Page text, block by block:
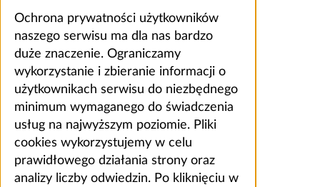
Ochrona prywatności użytkowników
naszego serwisu ma dla nas bardzo
duże znaczenie. Ograniczamy
wykorzystanie i zbieranie informacji o
użytkownikach serwisu do niezbędnego
minimum wymaganego do świadczenia
usług na najwyższym poziomie. Pliki
cookies wykorzystujemy w celu
prawidłowego działania strony oraz
analizy liczby odwiedzin. Po kliknięciu w